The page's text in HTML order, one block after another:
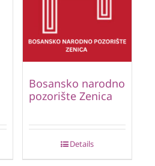
Bosansko narodno
pozorište Zenica
Details